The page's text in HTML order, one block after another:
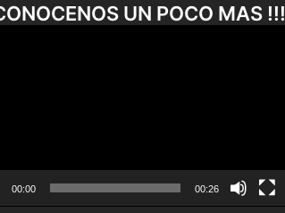
CONOCENOS UN POCO MAS !!!
00:00 00:26